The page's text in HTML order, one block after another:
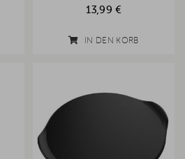
13,99 €
IN DEN KORB